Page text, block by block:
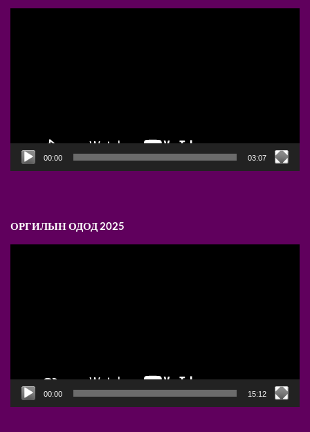
00:00 03:07
ОРГИЛЫН ОДОД 2025
00:00 15:12